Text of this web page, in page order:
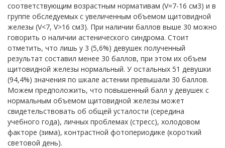
соответствующим возрастным нормативам (V=7-16 см3) и в
группе обследуемых с увеличенным объемом щитовидной
железы (V<7, V>16 см3). При наличии баллов выше 30 можно
говорить о наличии астенического синдрома. Стоит
отметить, что лишь у 3 (5,6%) девушек полученный
результат составил менее 30 баллов, при этом их объем
щитовидной железы нормальный. У остальных 51 девушки
(94,4%) значения по шкале астении превышали 30 баллов.
Можем предположить, что повышенный балл у девушек с
нормальным объемом щитовидной железы может
свидетельствовать об общей усталости (середина
учебного года), личных проблемах (стресс), холодовом
факторе (зима), контрастной фотопериодике (короткий
световой день).